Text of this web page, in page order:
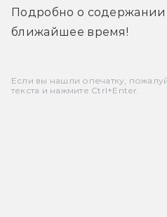
Подробно о
ближайшее время!
Если вы нашли опечатку,
текста и нажмите Ctrl+Enter.